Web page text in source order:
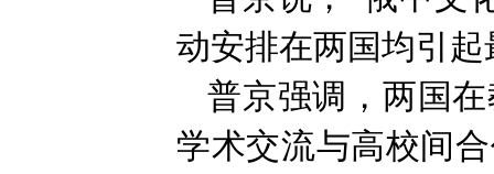
动安排在两国均引
普京强调，两国
学术交流与高校间